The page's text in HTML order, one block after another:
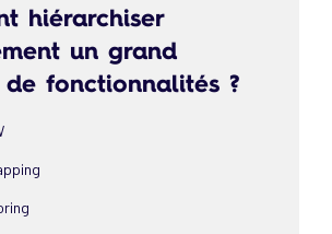
hiérarchiser
un grand
fonctionnalités ?